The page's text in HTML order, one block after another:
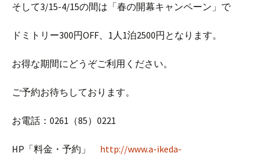
そして3/15-4/15の間は「春の開幕キャンペーン」で
ドミトリー300円OFF、1人1泊2500円となります。
お得な期間にどうぞご利用ください。
ご予約お待ちしております。
お電話：0261（85）0221
HP「料金・予約」 http://www.a-ikeda-